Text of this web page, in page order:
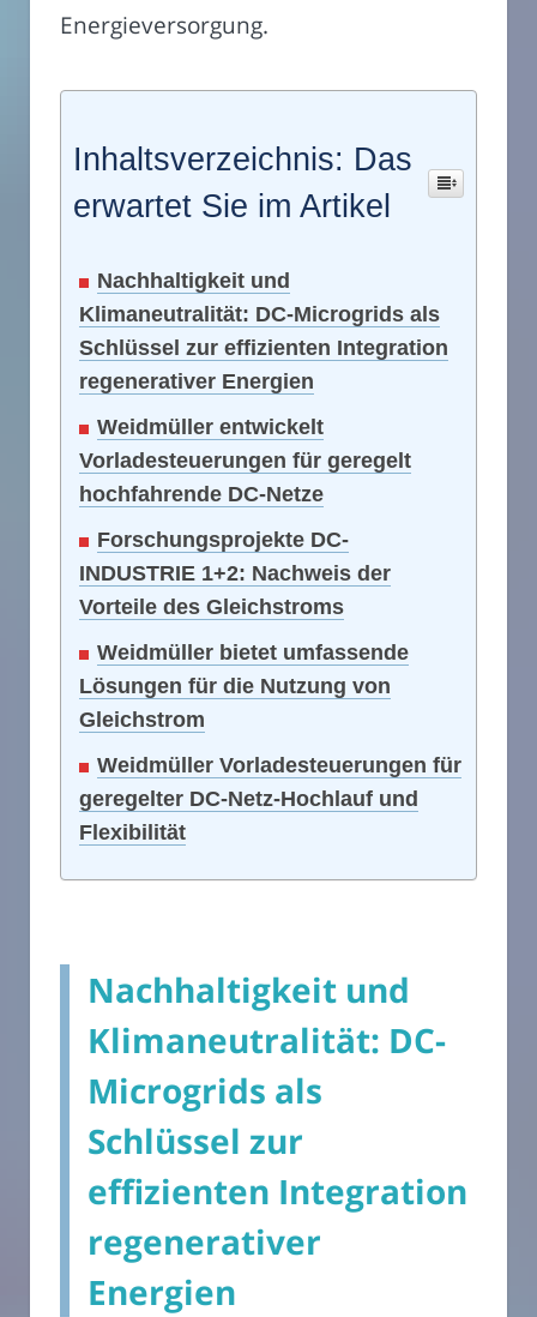
Energieversorgung.
Inhaltsverzeichnis: Das
erwartet Sie im Artikel
Nachhaltigkeit und
Klimaneutralität: DC-Microgrids als
Schlüssel zur effizienten Integration
regenerativer Energien
Weidmüller entwickelt
Vorladesteuerungen für geregelt
hochfahrende DC-Netze
Forschungsprojekte DC-
INDUSTRIE 1+2: Nachweis der
Vorteile des Gleichstroms
Weidmüller bietet umfassende
Lösungen für die Nutzung von
Gleichstrom
Weidmüller Vorladesteuerungen für
geregelter DC-Netz-Hochlauf und
Flexibilität
Nachhaltigkeit und
Klimaneutralität: DC-
Microgrids als
Schlüssel zur
effizienten Integration
regenerativer
Energien